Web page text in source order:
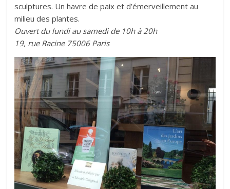
sculptures. Un havre de paix et d’émerveillement au
milieu des plantes.
Ouvert du lundi au samedi de 10h à 20h
19, rue Racine 75006 Paris